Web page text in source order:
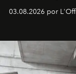
03.08.2026 por